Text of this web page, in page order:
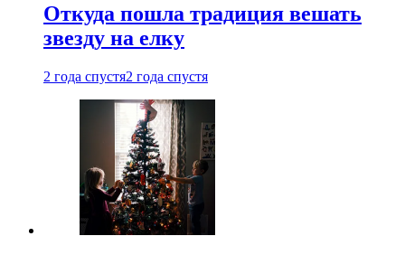
Откуда пошла традиция вешать
звезду на елку
2 года спустя2 года спустя